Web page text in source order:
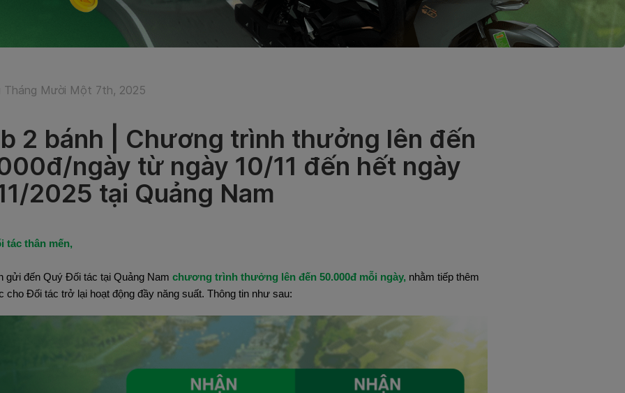
Tháng Mười Một 7th, 2025
2 bánh | Chương trình thưởng lên đến
ngày từ ngày 10/11 đến hết ngày
2025 tại Quảng Nam
tác thân mến,
gửi đến Quý Đối tác tại Quảng Nam chương trình thưởng lên đến 50.000đ mỗi ngày, nhằm tiếp thêm
cho Đối tác trở lại hoạt động đầy năng suất. Thông tin như sau: